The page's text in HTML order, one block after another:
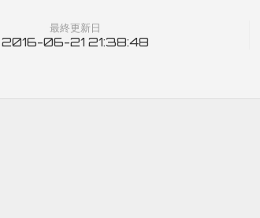
最終更新日
2016-06-21 21:38:48